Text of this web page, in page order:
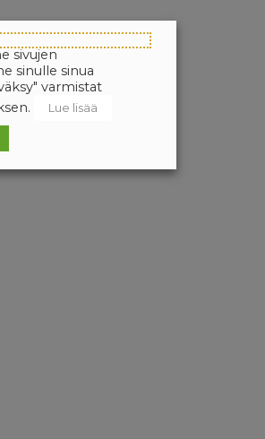
sivujen
sinulle sinua
varmistat
Lue lisää